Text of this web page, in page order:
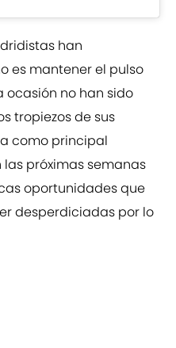
han
es mantener el pulso
ocasión no han sido
tropiezos de sus
como principal
próximas semanas
oportunidades que
desperdiciadas por lo